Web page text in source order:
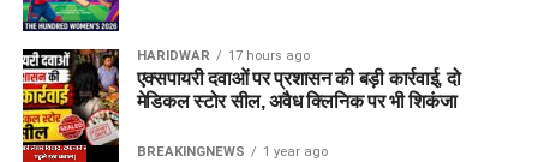
HARIDWAR 17 hours ago
एक्सपायरी दवाओं पर प्रशासन की बड़ी कार्रवाई, दो
मेडिकल स्टोर सील, अवैध क्लिनिक पर भी शिकंजा
BREAKINGNEWS 1 year ago